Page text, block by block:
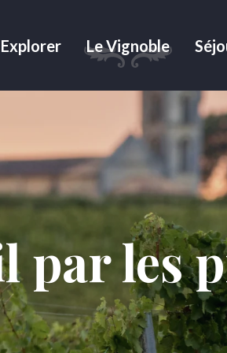
Explorer Le Vignoble
par les